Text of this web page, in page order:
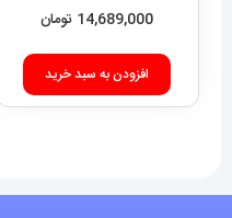
14,689,000 تومان
افزودن به سبد خرید